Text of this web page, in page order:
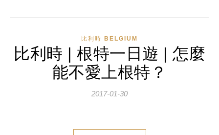
比利時 BELGIUM
比利時 | 根特一日遊 | 怎麼
能不愛上根特？
2017-01-30